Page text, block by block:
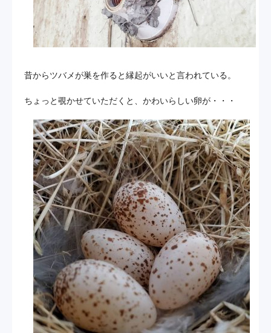
昔からツバメが巣を作ると縁起がいいと言われている。
ちょっと覗かせていただくと、かわいらしい卵が・・・